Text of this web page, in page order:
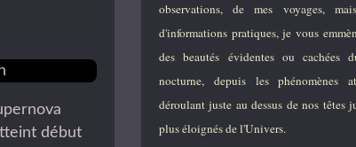
début
observations, de mes voyages,
d'informations pratiques, je vous
des beautés évidentes ou cachées
nocturne, depuis les phénomènes
déroulant juste au dessus de nos têtes
plus éloignés de l'Univers.